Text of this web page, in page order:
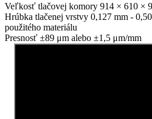
Veľkosť tlačovej komory 914 × 610 ×
Hrúbka tlačenej vrstvy 0,127 mm -
použitého materiálu
Presnosť ±89 μm alebo ±1,5 μm/mm